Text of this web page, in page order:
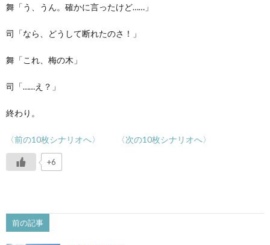
舞「う、うん。確かに言ったけど……」
司「なら、どうして断れたのさ！」
舞「これ、梅の木」
司「……え？」
終わり。
〈前の10枚シナリオへ〉 〈次の10枚シナリオへ〉
+6
前の記事